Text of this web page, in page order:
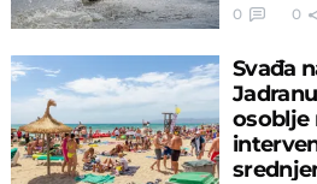
0 0
Svađa
osoblje